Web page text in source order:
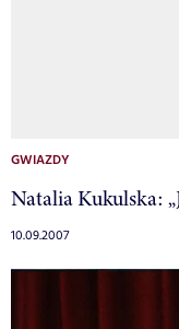
GWIAZDY
Natalia Kukulska:
10.09.2007